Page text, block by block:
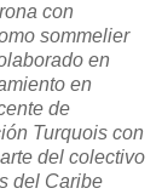
con
sommelier
en
en
de
Turquois con
del colectivo
del Caribe